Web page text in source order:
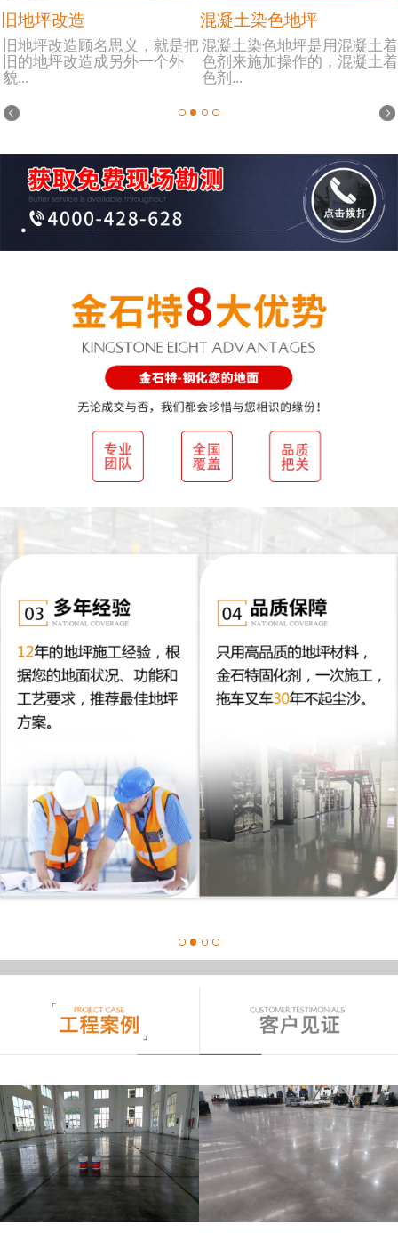
旧地坪改造
旧地坪改造顾名思义，就是把
旧的地坪改造成另外一个外
貌...
混凝土染色地坪
混凝土染色地坪是用混凝土着
色剂来施加操作的，混凝土着
色剂...